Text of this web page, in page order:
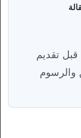
تقديم
والرسوم